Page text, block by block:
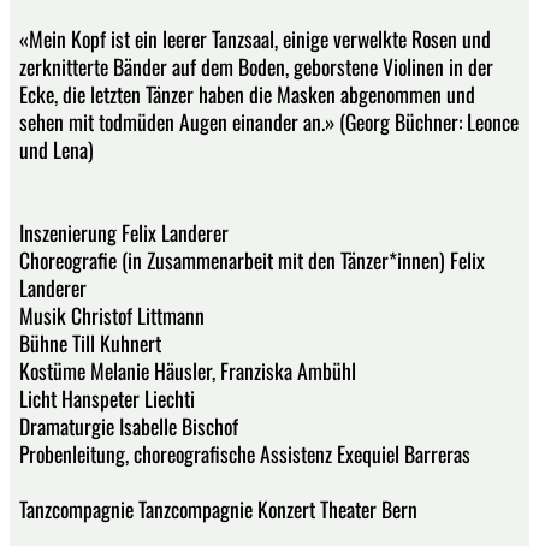
«Mein Kopf ist ein leerer Tanzsaal, einige verwelkte Rosen und
zerknitterte Bänder auf dem Boden, geborstene Violinen in der
Ecke, die letzten Tänzer haben die Masken abgenommen und
sehen mit todmüden Augen einander an.» (Georg Büchner: Leonce
und Lena)
Inszenierung Felix Landerer
Choreografie (in Zusammenarbeit mit den Tänzer*innen) Felix
Landerer
Musik Christof Littmann
Bühne Till Kuhnert
Kostüme Melanie Häusler, Franziska Ambühl
Licht Hanspeter Liechti
Dramaturgie Isabelle Bischof
Probenleitung, choreografische Assistenz Exequiel Barreras
Tanzcompagnie Tanzcompagnie Konzert Theater Bern